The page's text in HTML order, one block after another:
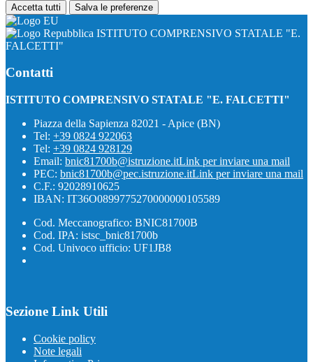
Accetta tutti Salva le preferenze
ISTITUTO COMPRENSIVO STATALE "E.
FALCETTI"
Contatti
ISTITUTO COMPRENSIVO STATALE "E. FALCETTI"
Piazza della Sapienza 82021 - Apice (BN)
Tel: +39 0824 922063
Tel: +39 0824 928129
Email: bnic81700b@istruzione.itLink per inviare una mail
PEC: bnic81700b@pec.istruzione.itLink per inviare una mail
C.F.: 92028910625
IBAN: IT36O0899775270000000105589
Cod. Meccanografico: BNIC81700B
Cod. IPA: istsc_bnic81700b
Cod. Univoco ufficio: UF1JB8
Sezione Link Utili
Cookie policy
Note legali